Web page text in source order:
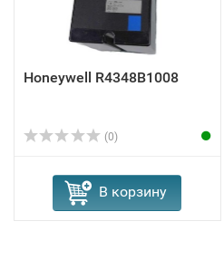
Honeywell R4348B1008
(0)
В корзину